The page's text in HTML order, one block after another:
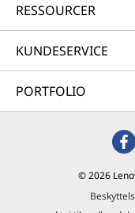
RESSOURCER
KUNDESERVICE
PORTFOLIO
© 2026